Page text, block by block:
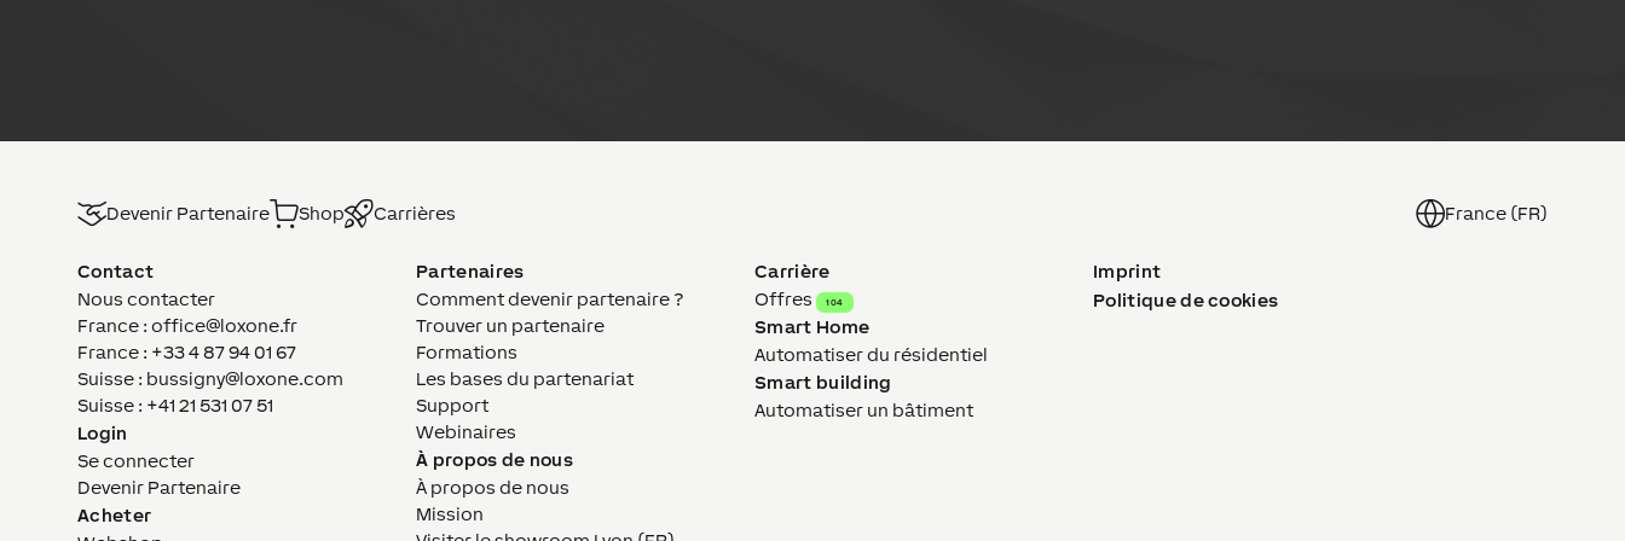
Devenir Partenaire Shop Carrières France (FR)
Contact
Nous contacter
France : office@loxone.fr
France : +33 4 87 94 01 67
Suisse : bussigny@loxone.com
Suisse : +41 21 531 07 51
Login
Se connecter
Devenir Partenaire
Acheter
Partenaires
Comment devenir partenaire ?
Trouver un partenaire
Formations
Les bases du partenariat
Support
Webinaires
À propos de nous
À propos de nous
Mission
Carrière
Offres
104
Smart Home
Automatiser du résidentiel
Smart building
Automatiser un bâtiment
Imprint
Politique de cookies